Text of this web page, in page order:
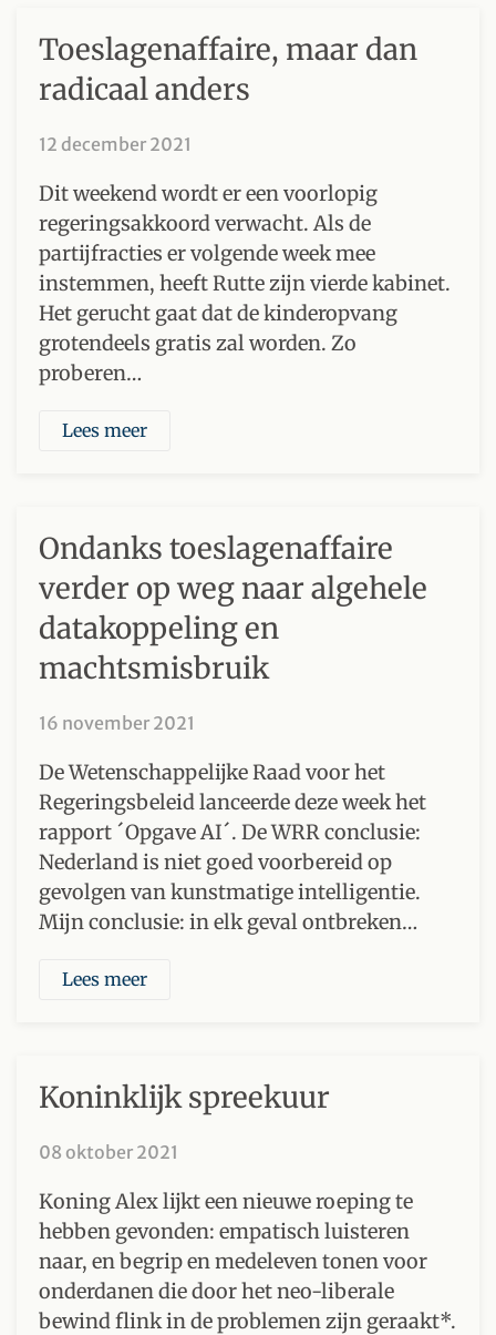
Toeslagenaffaire, maar dan
radicaal anders
12 december 2021
Dit weekend wordt er een voorlopig
regeringsakkoord verwacht. Als de
partijfracties er volgende week mee
instemmen, heeft Rutte zijn vierde kabinet.
Het gerucht gaat dat de kinderopvang
grotendeels gratis zal worden. Zo
proberen…
Lees meer
Ondanks toeslagenaffaire
verder op weg naar algehele
datakoppeling en
machtsmisbruik
16 november 2021
De Wetenschappelijke Raad voor het
Regeringsbeleid lanceerde deze week het
rapport ´Opgave AI´. De WRR conclusie:
Nederland is niet goed voorbereid op
gevolgen van kunstmatige intelligentie.
Mijn conclusie: in elk geval ontbreken…
Lees meer
Koninklijk spreekuur
08 oktober 2021
Koning Alex lijkt een nieuwe roeping te
hebben gevonden: empatisch luisteren
naar, en begrip en medeleven tonen voor
onderdanen die door het neo-liberale
bewind flink in de problemen zijn geraakt*.